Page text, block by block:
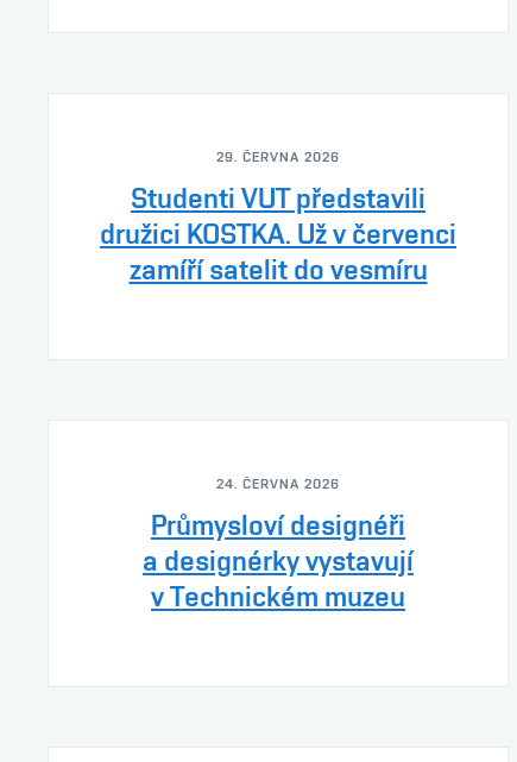
29. ČERVNA 2026
Studenti VUT představili
družici KOSTKA. Už v červenci
zamíří satelit do vesmíru
24. ČERVNA 2026
Průmysloví designéři
a designérky vystavují
v Technickém muzeu